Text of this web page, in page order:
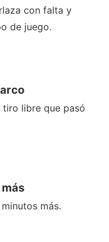
con falta y
de juego.
libre que pasó
más.